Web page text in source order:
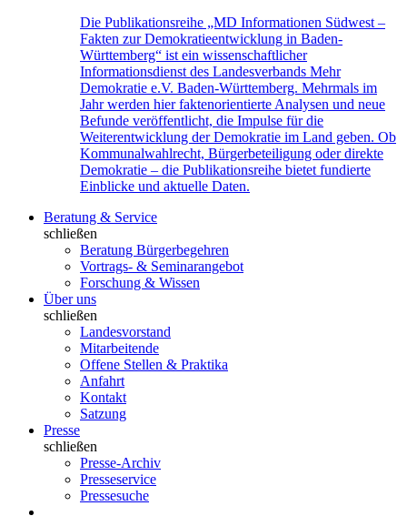
Die Publikationsreihe „MD Informationen Südwest –
Fakten zur Demokratieentwicklung in Baden-
Württemberg“ ist ein wissenschaftlicher
Informationsdienst des Landesverbands Mehr
Demokratie e.V. Baden-Württemberg. Mehrmals im
Jahr werden hier faktenorientierte Analysen und neue
Befunde veröffentlicht, die Impulse für die
Weiterentwicklung der Demokratie im Land geben. Ob
Kommunalwahlrecht, Bürgerbeteiligung oder direkte
Demokratie – die Publikationsreihe bietet fundierte
Einblicke und aktuelle Daten.
Beratung & Service
schließen
Beratung Bürgerbegehren
Vortrags- & Seminarangebot
Forschung & Wissen
Über uns
schließen
Landesvorstand
Mitarbeitende
Offene Stellen & Praktika
Anfahrt
Kontakt
Satzung
Presse
schließen
Presse-Archiv
Presseservice
Pressesuche